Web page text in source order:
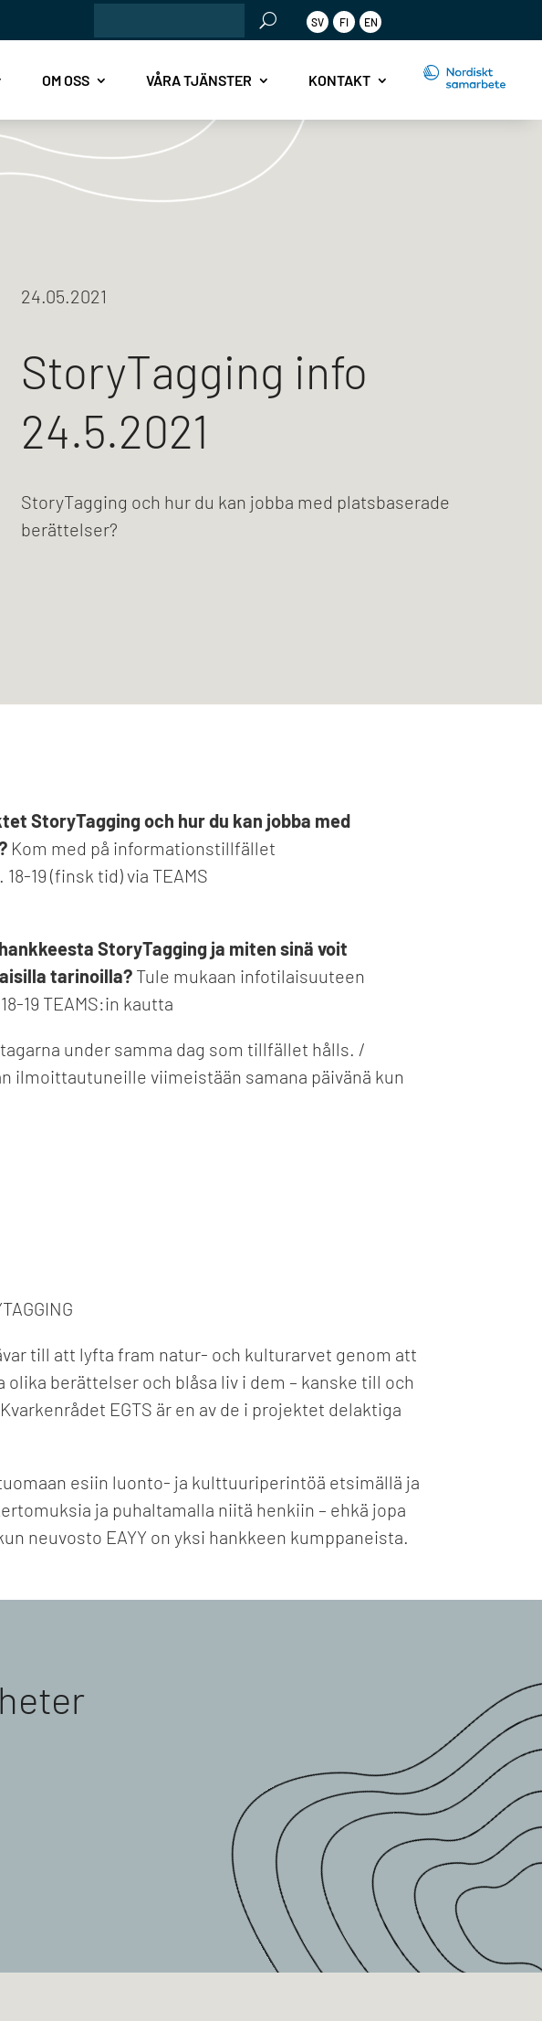
efter:
SV FI EN
OM OSS VÅRA TJÄNSTER KONTAKT
24.05.2021
StoryTagging info
24.5.2021
StoryTagging och hur du kan jobba med platsbaserade
berättelser?
StoryTagging och hur du kan jobba med
Kom med på informationstillfället
19 (finsk tid) via TEAMS
StoryTagging ja miten sinä voit
tarinoilla?Tule mukaan infotilaisuuteen
19 TEAMS:in kautta
under samma dag som tillfället hålls. /
ilmoittautuneille viimeistään samana päivänä kun
till att lyfta fram natur- och kulturarvet genom att
berättelser och blåsa liv i dem – kanske till och
EGTS är en av de i projektet delaktiga
esiin luonto- ja kulttuuriperintöä etsimällä ja
ja puhaltamalla niitä henkiin – ehkä jopa
neuvosto EAYY on yksi hankkeen kumppaneista.